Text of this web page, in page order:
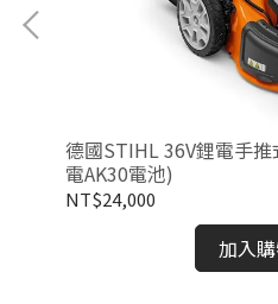
德國STIHL 36V鋰電手推
電AK30電池)
NT$24,000
加入